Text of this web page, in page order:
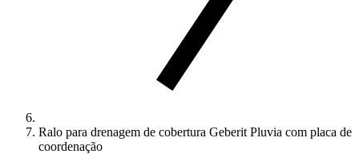
Ralo para drenagem de cobertura Geberit Pluvia com placa de
coordenação